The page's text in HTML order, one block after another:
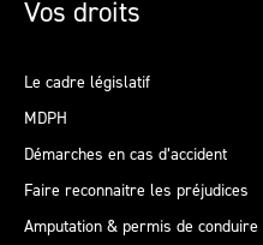
Vos droits
Le cadre législatif
MDPH
Démarches en cas d’accident
Faire reconnaitre les préjudices
Amputation & permis de conduire